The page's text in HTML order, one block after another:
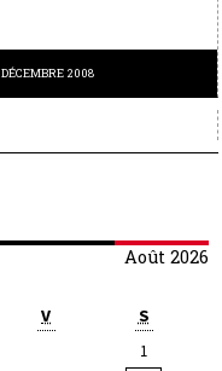
Août 2026
V S
1
DÉCEMBRE 2008